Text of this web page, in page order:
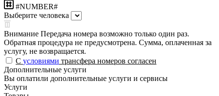
#NUMBER#
Выберите человека
Внимание Передача номера возможно только один раз.
Обратная процедура не предусмотрена. Сумма, оплаченная за
услугу, не возвращается.
С условиями трансфера номеров согласен
Дополнительные услуги
Вы оплатили дополнительные услуги и сервисы
Услуги